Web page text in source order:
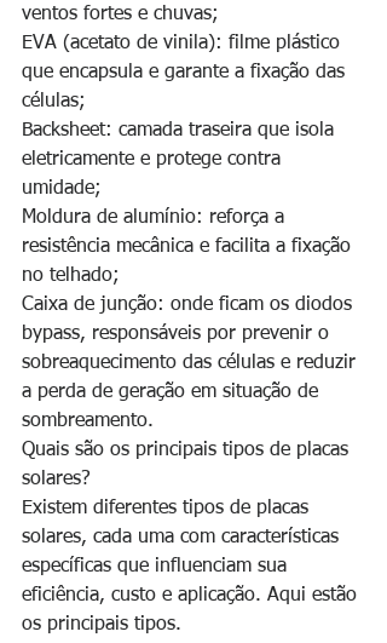
ventos fortes e chuvas;
EVA (acetato de vinila): filme plástico
que encapsula e garante a fixação das
células;
Backsheet: camada traseira que isola
eletricamente e protege contra
umidade;
Moldura de alumínio: reforça a
resistência mecânica e facilita a fixação
no telhado;
Caixa de junção: onde ficam os diodos
bypass, responsáveis por prevenir o
sobreaquecimento das células e reduzir
a perda de geração em situação de
sombreamento.
Quais são os principais tipos de placas
solares?
Existem diferentes tipos de placas
solares, cada uma com características
específicas que influenciam sua
eficiência, custo e aplicação. Aqui estão
os principais tipos.